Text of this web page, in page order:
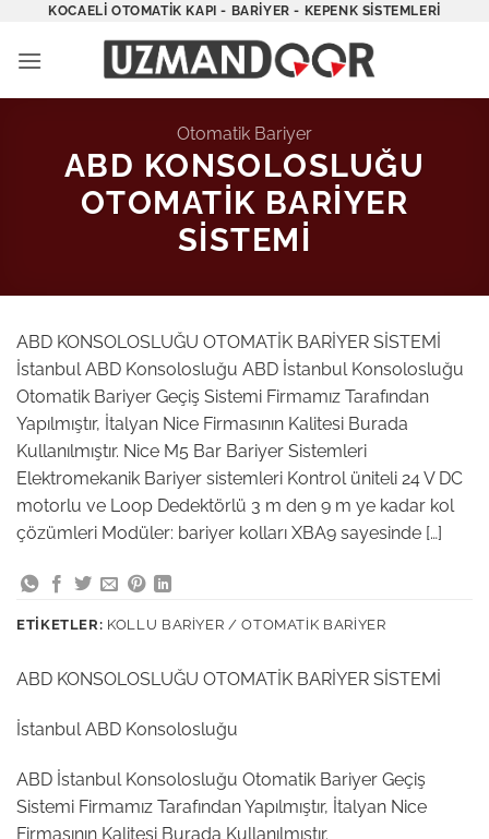
İçeriğeKOCAELI OTOMATIK KAPI - BARIYER - KEPENK SISTEMLERI
Otomatik Bariyer
ABD KONSOLOSLUĞU
OTOMATİK BARİYER
SİSTEMİ
ABD KONSOLOSLUĞU OTOMATİK BARİYER SİSTEMİ
İstanbul ABD Konsolosluğu ABD İstanbul Konsolosluğu
Otomatik Bariyer Geçiş Sistemi Firmamız Tarafından
Yapılmıştır, İtalyan Nice Firmasının Kalitesi Burada
Kullanılmıştır. Nice M5 Bar Bariyer Sistemleri
Elektromekanik Bariyer sistemleri Kontrol üniteli 24 V DC
motorlu ve Loop Dedektörlü 3 m den 9 m ye kadar kol
çözümleri Modüler: bariyer kolları XBA9 sayesinde […]
ETIKETLER: KOLLU BARIYER / OTOMATIK BARIYER
ABD KONSOLOSLUĞU OTOMATİK BARİYER SİSTEMİ
İstanbul ABD Konsolosluğu
ABD İstanbul Konsolosluğu Otomatik Bariyer Geçiş
Sistemi Firmamız Tarafından Yapılmıştır, İtalyan Nice
Firmasının Kalitesi Burada Kullanılmıştır.